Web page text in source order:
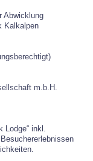
Abwicklung
Kalkalpen
m.b.H.
Lodge“ inkl.